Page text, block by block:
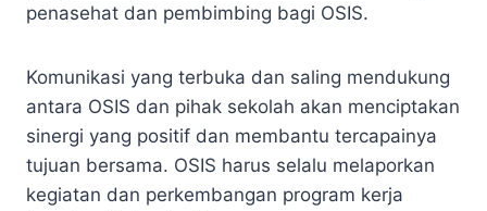
penasehat dan pembimbing bagi OSIS.
Komunikasi yang terbuka dan saling mendukung
antara OSIS dan pihak sekolah akan menciptakan
sinergi yang positif dan membantu tercapainya
tujuan bersama. OSIS harus selalu melaporkan
kegiatan dan perkembangan program kerja